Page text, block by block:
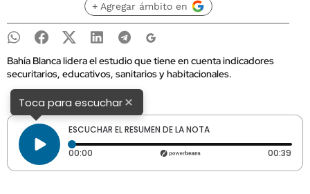
+ Agregar ámbito en
Bahía Blanca lidera el estudio que tiene en cuenta indicadores
securitarios, educativos, sanitarios y habitacionales.
Toca para escuchar×
ESCUCHAR EL RESUMEN DE LA NOTA
00:00 Tiempo transcurrido: 0 segundos 00:39